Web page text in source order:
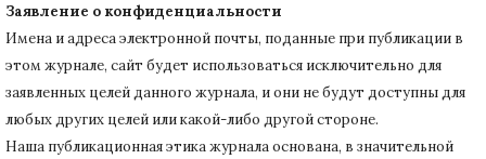
Заявление о конфиденциальности
Имена и адреса электронной почты, поданные при публикации в
этом журнале, сайт будет использоваться исключительно для
заявленных целей данного журнала, и они не будут доступны для
любых других целей или какой-либо другой стороне.
Наша публикационная этика журнала основана, в значительной